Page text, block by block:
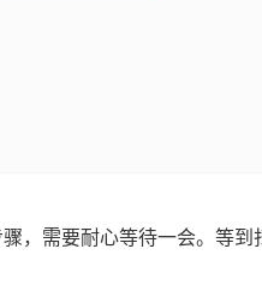
，需要耐心等待一会。等